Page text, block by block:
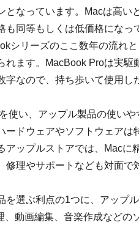
となっています。Macは高
も同等もしくは低価格にな
シリーズのここ数年の流れ
れます。MacBook Proは実
字なので、持ち歩いて使用し
使い、アップル製品の使い
ードウェアやソフトウェア
アップルストアでは、Macに
修理やサポートなども対面で
を選ぶ利点の1つに、アップ
、動画編集、音楽作成などの